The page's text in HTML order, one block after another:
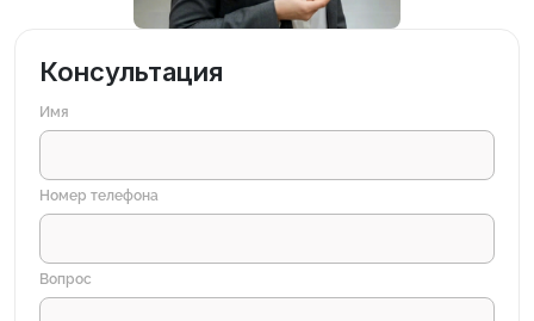
Консультация
Имя
Номер телефона
Вопрос